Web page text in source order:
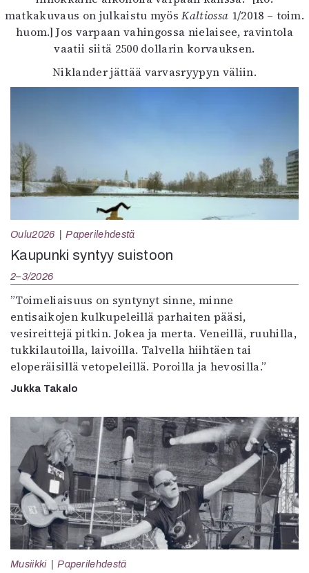
matkakuvaus on julkaistu myösKaltiossa 1/2018 – toim.
huom.] Jos varpaan vahingossa nielaisee, ravintola
vaatii siitä 2500 dollarin korvauksen.
Niklander jättää varvasryypyn väliin.
Oulu2026 Paperilehdestä
Kaupunki syntyy suistoon
2–3/2026
”Toimeliaisuus on syntynyt sinne, minne
entisaikojen kulkupeleillä parhaiten pääsi,
vesireittejä pitkin. Jokea ja merta. Veneillä, ruuhilla,
tukkilautoilla, laivoilla. Talvella hiihtäen tai
eloperäisillä vetopeleillä. Poroilla ja hevosilla.”
Jukka Takalo
Musiikki Paperilehdestä